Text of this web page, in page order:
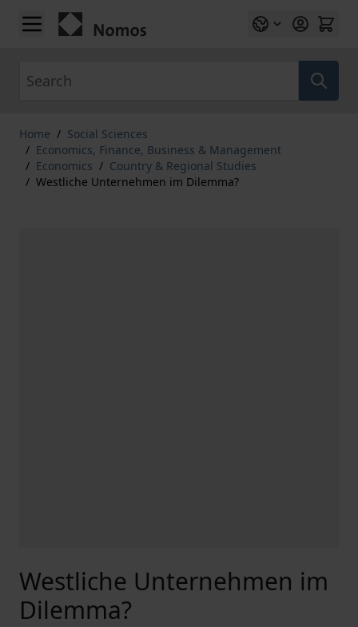
Skip to Content
Home / Social Sciences
/ Economics, Finance, Business & Management
/ Economics / Country & Regional Studies
/ Westliche Unternehmen im Dilemma?
Westliche Unternehmen im
Dilemma?